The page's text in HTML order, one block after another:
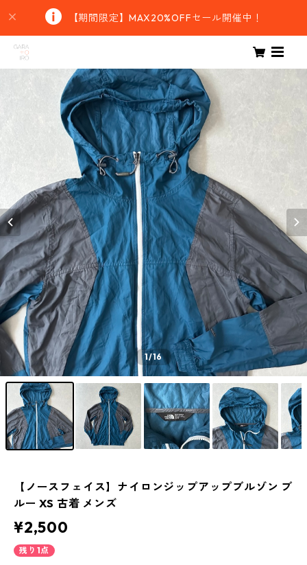
【期間限定】MAX20%OFFセール開催中！
1/16
【ノースフェイス】ナイロンジップアップブルゾン ブ
ルー XS 古着 メンズ
¥2,500
残り1点